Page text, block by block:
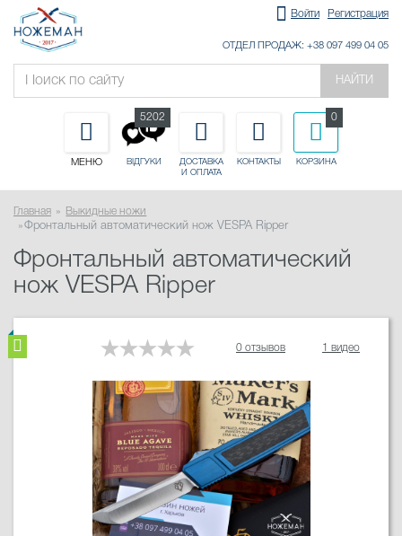
Войти Регистрация
ОТДЕЛ ПРОДАЖ: +38 097 499 04 05
НАЙТИ
МЕНЮ ВІДГУКИ
5202
ДОСТАВКА
И ОПЛАТА
КОНТАКТЫ КОРЗИНА
0
Главная
Выкидные ножи
Фронтальный автоматический нож VESPA Ripper
Фронтальный автоматический
нож VESPA Ripper
0 отзывов 1 видео